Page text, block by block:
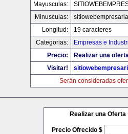
Mayusculas:
Minusculas:
Longitud:
19 caracteres
Categorias:
Empresas e
Precio:
Realizar una
Visitar!
Serán consideradas
Realizar una Oferta
Precio Ofrecido $